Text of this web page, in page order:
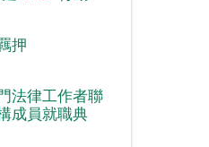
押
法律工作者聯
成員就職典